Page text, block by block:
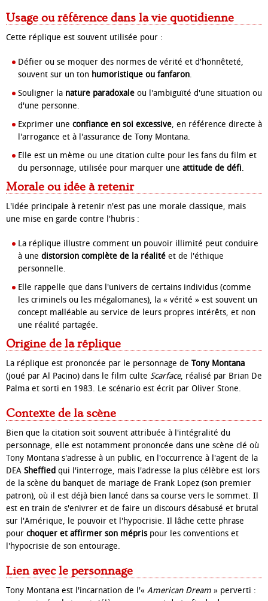
Usage ou référence dans la vie quotidienne
Cette réplique est souvent utilisée pour :
Défier ou se moquer des normes de vérité et d'honnêteté,
souvent sur un ton humoristique ou fanfaron.
Souligner la nature paradoxale ou l'ambiguïté d'une situation ou
d'une personne.
Exprimer une confiance en soi excessive, en référence directe à
l'arrogance et à l'assurance de Tony Montana.
Elle est un mème ou une citation culte pour les fans du film et
du personnage, utilisée pour marquer une attitude de défi.
Morale ou idée à retenir
L'idée principale à retenir n'est pas une morale classique, mais
une mise en garde contre l'hubris :
La réplique illustre comment un pouvoir illimité peut conduire
à une distorsion complète de la réalité et de l'éthique
personnelle.
Elle rappelle que dans l'univers de certains individus (comme
les criminels ou les mégalomanes), la « vérité » est souvent un
concept malléable au service de leurs propres intérêts, et non
une réalité partagée.
Origine de la réplique
La réplique est prononcée par le personnage de Tony Montana
(joué par Al Pacino) dans le film culte Scarface, réalisé par Brian De
Palma et sorti en 1983. Le scénario est écrit par Oliver Stone.
Contexte de la scène
Bien que la citation soit souvent attribuée à l'intégralité du
personnage, elle est notamment prononcée dans une scène clé où
Tony Montana s'adresse à un public, en l'occurrence à l'agent de la
DEA Sheffied qui l'interroge, mais l'adresse la plus célèbre est lors
de la scène du banquet de mariage de Frank Lopez (son premier
patron), où il est déjà bien lancé dans sa course vers le sommet. Il
est en train de s'enivrer et de faire un discours désabusé et brutal
sur l'Amérique, le pouvoir et l'hypocrisie. Il lâche cette phrase
pour choquer et affirmer son méprispour les conventions et
l'hypocrisie de son entourage.
Lien avec le personnage
Tony Montana est l'incarnation de l'« American Dream » perverti :